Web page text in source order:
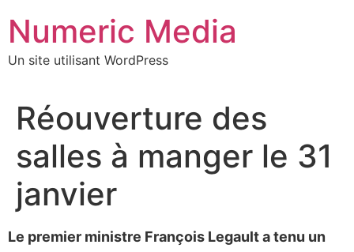
contenu
Numeric Media
Un site utilisant WordPress
Réouverture des
salles à manger le 31
janvier
Le premier ministre François Legault a tenu un